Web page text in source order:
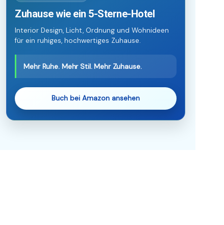
Zuhause wie ein 5-Sterne-Hotel
Interior Design, Licht, Ordnung und Wohnideen
für ein ruhiges, hochwertiges Zuhause.
Mehr Ruhe. Mehr Stil. Mehr Zuhause.
Buch bei Amazon ansehen